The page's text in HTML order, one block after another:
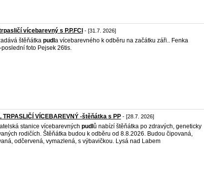
vícebarevný s P.P.FCI - [31.7. 2026]
štěňátka pudl a vícebarevného k odběru na začátku záři.. Fenka
poslední foto Pejsek 26tis.
TRPASLIČÍ VÍCEBAREVNÝ -štěňátka s PP - [28.7. 2026]
stanice vícebarevných pudl ů nabízí štěňátka po zdravých, geneticky
rodičích. Štěňátka budou k odběru od 8.8.2026. Budou čipovaná,
odčervená, vymazlená, s výbavičkou. Lysá nad Labem